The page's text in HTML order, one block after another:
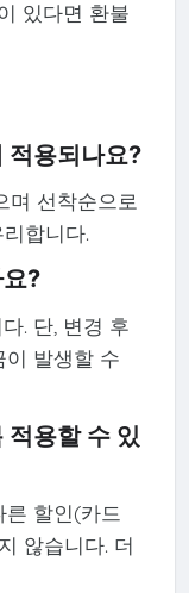
있다면 환불
적용되나요?
며 선착순으로
합니다.
?
. 단, 변경 후
이 발생할 수
적용할 수 있
할인(카드
않습니다. 더